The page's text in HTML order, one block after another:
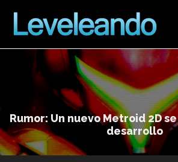
Rumor: Un nuevo Metroid 2D
desarrollo